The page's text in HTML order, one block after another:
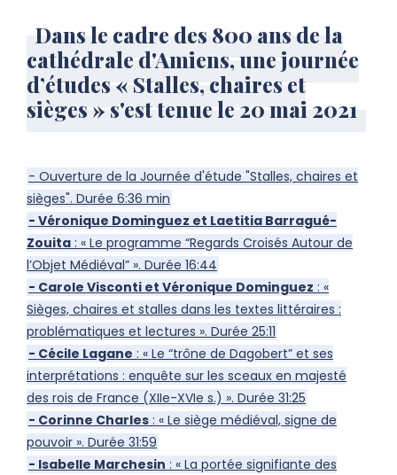
Dans le cadre des 800 ans de la
cathédrale d'Amiens, une journée
d’études « Stalles, chaires et
sièges » s'est tenue le 20 mai 2021
- Ouverture de la Journée d'étude "Stalles, chaires et
sièges". Durée 6:36 min
- Véronique Dominguez et Laetitia Barragué-
Zouita : « Le programme “Regards Croisés Autour de
l’Objet Médiéval” ». Durée 16:44
- Carole Visconti et Véronique Dominguez : «
Sièges, chaires et stalles dans les textes littéraires :
problématiques et lectures ». Durée 25:11
- Cécile Lagane : « Le “trône de Dagobert” et ses
interprétations : enquête sur les sceaux en majesté
des rois de France (XIIe-XVIe s.) ». Durée 31:25
- Corinne Charles : « Le siège médiéval, signe de
pouvoir ». Durée 31:59
- Isabelle Marchesin : « La portée signifiante des